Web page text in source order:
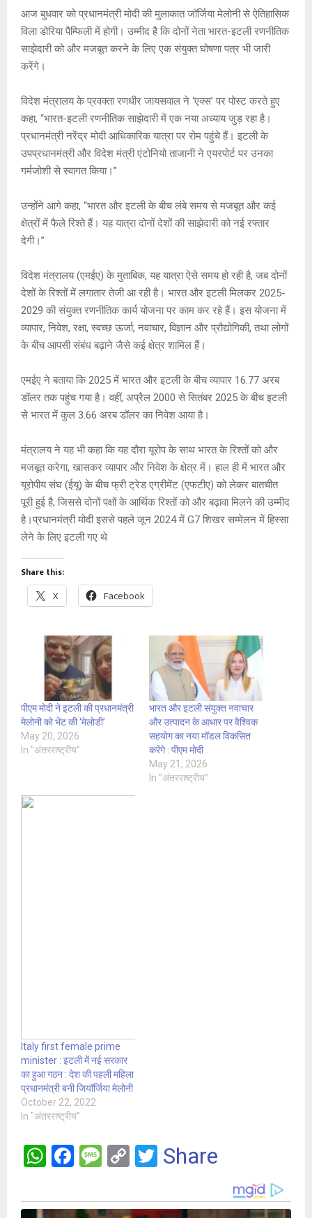
आज बुधवार को प्रधानमंत्री मोदी की मुलाकात जॉर्जिया मेलोनी से ऐतिहासिक
विला डोरिया पैम्फिली में होगी। उम्मीद है कि दोनों नेता भारत-इटली रणनीतिक
साझेदारी को और मजबूत करने के लिए एक संयुक्त घोषणा पत्र भी जारी
करेंगे।
विदेश मंत्रालय के प्रवक्ता रणधीर जायसवाल ने ‘एक्स’ पर पोस्ट करते हुए
कहा, “भारत-इटली रणनीतिक साझेदारी में एक नया अध्याय जुड़ रहा है।
प्रधानमंत्री नरेंद्र मोदी आधिकारिक यात्रा पर रोम पहुंचे हैं। इटली के
उपप्रधानमंत्री और विदेश मंत्री एंटोनियो ताजानी ने एयरपोर्ट पर उनका
गर्मजोशी से स्वागत किया।”
उन्होंने आगे कहा, “भारत और इटली के बीच लंबे समय से मजबूत और कई
क्षेत्रों में फैले रिश्ते हैं। यह यात्रा दोनों देशों की साझेदारी को नई रफ्तार
देगी।”
विदेश मंत्रालय (एमईए) के मुताबिक, यह यात्रा ऐसे समय हो रही है, जब दोनों
देशों के रिश्तों में लगातार तेजी आ रही है। भारत और इटली मिलकर 2025-
2029 की संयुक्त रणनीतिक कार्य योजना पर काम कर रहे हैं। इस योजना में
व्यापार, निवेश, रक्षा, स्वच्छ ऊर्जा, नवाचार, विज्ञान और प्रौद्योगिकी, तथा लोगों
के बीच आपसी संबंध बढ़ाने जैसे कई क्षेत्र शामिल हैं।
एमईए ने बताया कि 2025 में भारत और इटली के बीच व्यापार 16.77 अरब
डॉलर तक पहुंच गया है। वहीं, अप्रैल 2000 से सितंबर 2025 के बीच इटली
से भारत में कुल 3.66 अरब डॉलर का निवेश आया है।
मंत्रालय ने यह भी कहा कि यह दौरा यूरोप के साथ भारत के रिश्तों को और
मजबूत करेगा, खासकर व्यापार और निवेश के क्षेत्र में। हाल ही में भारत और
यूरोपीय संघ (ईयू) के बीच फ्री ट्रेड एग्रीमेंट (एफटीए) को लेकर बातचीत
पूरी हुई है, जिससे दोनों पक्षों के आर्थिक रिश्तों को और बढ़ावा मिलने की उम्मीद
है।प्रधानमंत्री मोदी इससे पहले जून 2024 में G7 शिखर सम्मेलन में हिस्सा
लेने के लिए इटली गए थे
Share this:
X Facebook
पीएम मोदी ने इटली की प्रधानमंत्री
मेलोनी को भेंट की ‘मेलोडी’
May 20, 2026
In "अंतरराष्ट्रीय"
भारत और इटली संयुक्त नवाचार
और उत्पादन के आधार पर वैश्विक
सहयोग का नया मॉडल विकसित
करेंगे : पीएम मोदी
May 21, 2026
In "अंतरराष्ट्रीय"
Italy first female prime
minister : इटली में नई सरकार
का हुआ गठन : देश की पहली महिला
प्रधानमंत्री बनी जियॉर्जिया मेलोनी
October 22, 2022
In "अंतरराष्ट्रीय"
W
at
F
ce
M
s
C
py
T
tt
Share